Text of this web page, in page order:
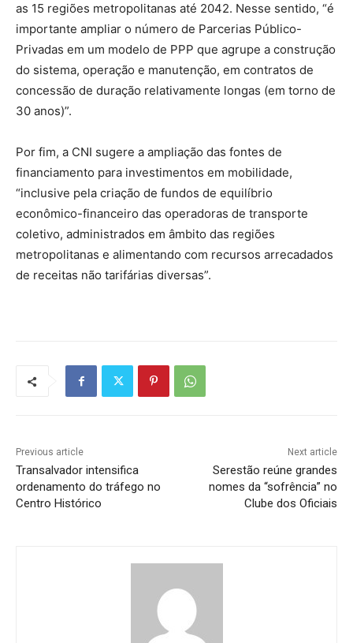
as 15 regiões metropolitanas até 2042. Nesse sentido, “é
importante ampliar o número de Parcerias Público-
Privadas em um modelo de PPP que agrupe a construção
do sistema, operação e manutenção, em contratos de
concessão de duração relativamente longas (em torno de
30 anos)”.
Por fim, a CNI sugere a ampliação das fontes de
financiamento para investimentos em mobilidade,
“inclusive pela criação de fundos de equilíbrio
econômico-financeiro das operadoras de transporte
coletivo, administrados em âmbito das regiões
metropolitanas e alimentando com recursos arrecadados
de receitas não tarifárias diversas”.
Previous article
Transalvador intensifica
ordenamento do tráfego no
Centro Histórico
Next article
Serestão reúne grandes
nomes da “sofrência” no
Clube dos Oficiais